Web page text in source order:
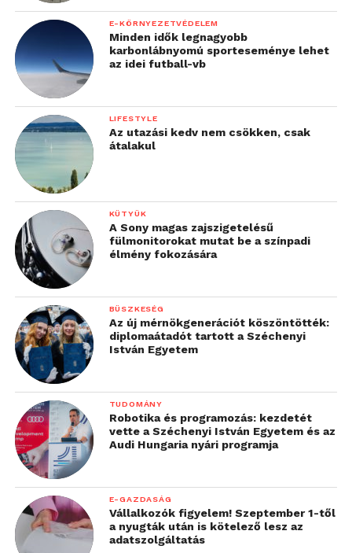
E-KÖRNYEZETVÉDELEM
Minden idők legnagyobb
karbonlábnyomú sporteseménye lehet
az idei futball-vb
LIFESTYLE
Az utazási kedv nem csökken, csak
átalakul
KÜTYÜK
A Sony magas zajszigetelésű
fülmonitorokat mutat be a színpadi
élmény fokozására
BÜSZKESÉG
Az új mérnökgenerációt köszöntötték:
diplomaátadót tartott a Széchenyi
István Egyetem
TUDOMÁNY
Robotika és programozás: kezdetét
vette a Széchenyi István Egyetem és az
Audi Hungaria nyári programja
E-GAZDASÁG
Vállalkozók figyelem! Szeptember 1-től
a nyugták után is kötelező lesz az
adatszolgáltatás